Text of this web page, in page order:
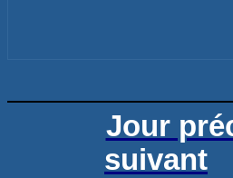
Jour
suivant